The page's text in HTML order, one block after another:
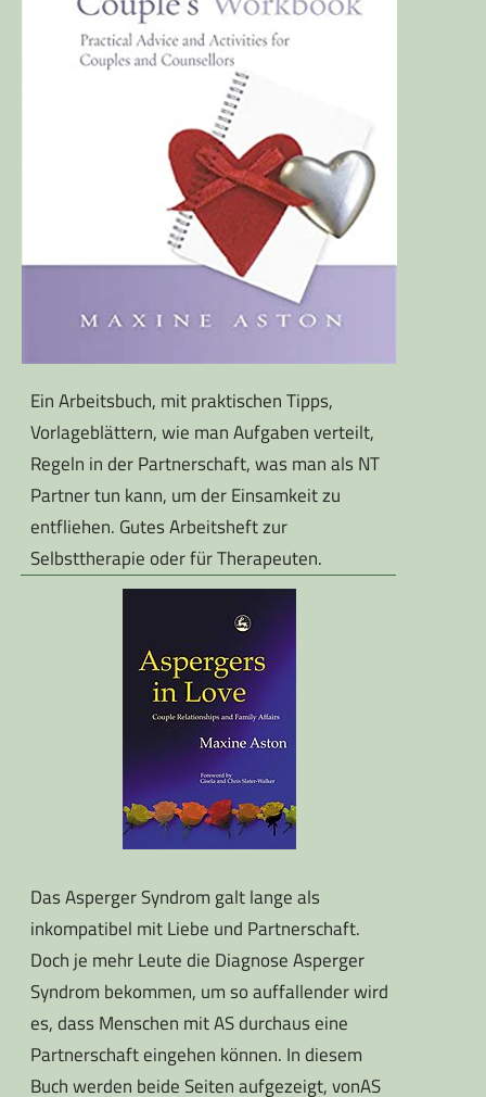
Ein Arbeitsbuch, mit praktischen Tipps,
Vorlageblättern, wie man Aufgaben verteilt,
Regeln in der Partnerschaft, was man als NT
Partner tun kann, um der Einsamkeit zu
entfliehen. Gutes Arbeitsheft zur
Selbsttherapie oder für Therapeuten.
Das Asperger Syndrom galt lange als
inkompatibel mit Liebe und Partnerschaft.
Doch je mehr Leute die Diagnose Asperger
Syndrom bekommen, um so auffallender wird
es, dass Menschen mit AS durchaus eine
Partnerschaft eingehen können. In diesem
Buch werden beide Seiten aufgezeigt, vonAS